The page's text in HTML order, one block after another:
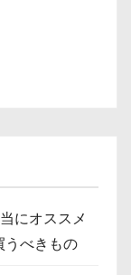
にオススメ
べきもの